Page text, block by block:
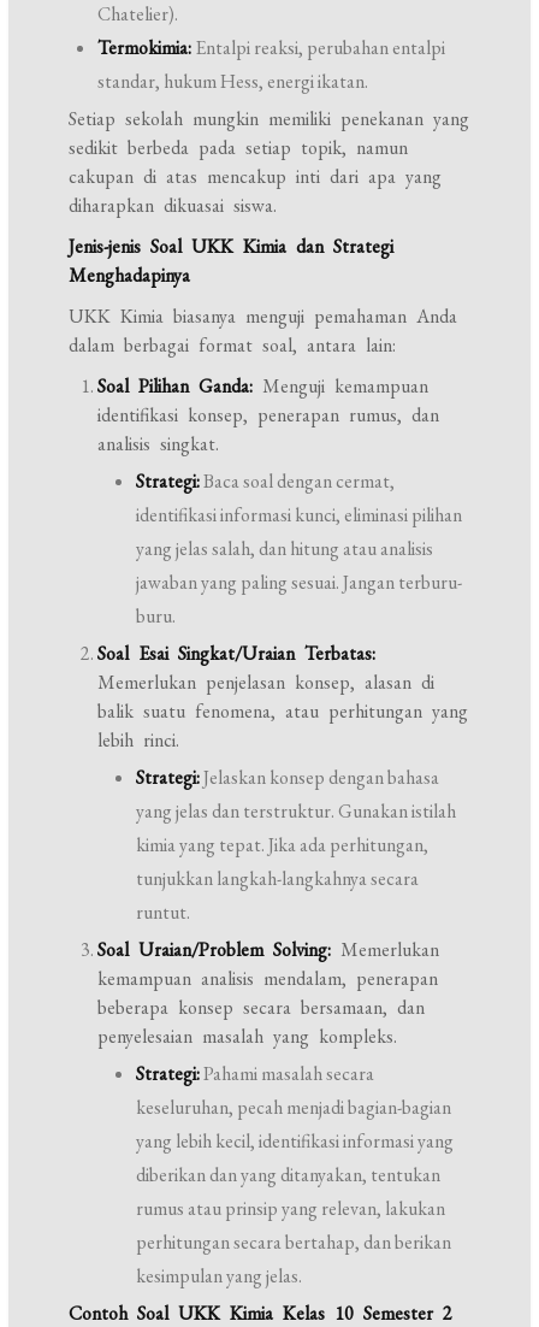
Chatelier).
Termokimia:Entalpi reaksi, perubahan entalpi
standar, hukum Hess, energi ikatan.
Setiap sekolah mungkin memiliki penekanan yang
sedikit berbeda pada setiap topik, namun
cakupan di atas mencakup inti dari apa yang
diharapkan dikuasai siswa.
Jenis-jenis Soal UKK Kimia dan Strategi
Menghadapinya
UKK Kimia biasanya menguji pemahaman Anda
dalam berbagai format soal, antara lain:
Soal Pilihan Ganda: Menguji kemampuan
identifikasi konsep, penerapan rumus, dan
analisis singkat.
Strategi:Baca soal dengan cermat,
identifikasi informasi kunci, eliminasi pilihan
yang jelas salah, dan hitung atau analisis
jawaban yang paling sesuai. Jangan terburu-
buru.
Soal Esai Singkat/Uraian Terbatas:
Memerlukan penjelasan konsep, alasan di
balik suatu fenomena, atau perhitungan yang
lebih rinci.
Strategi:Jelaskan konsep dengan bahasa
yang jelas dan terstruktur. Gunakan istilah
kimia yang tepat. Jika ada perhitungan,
tunjukkan langkah-langkahnya secara
runtut.
Soal Uraian/Problem Solving: Memerlukan
kemampuan analisis mendalam, penerapan
beberapa konsep secara bersamaan, dan
penyelesaian masalah yang kompleks.
Strategi:Pahami masalah secara
keseluruhan, pecah menjadi bagian-bagian
yang lebih kecil, identifikasi informasi yang
diberikan dan yang ditanyakan, tentukan
rumus atau prinsip yang relevan, lakukan
perhitungan secara bertahap, dan berikan
kesimpulan yang jelas.
Contoh Soal UKK Kimia Kelas 10 Semester 2